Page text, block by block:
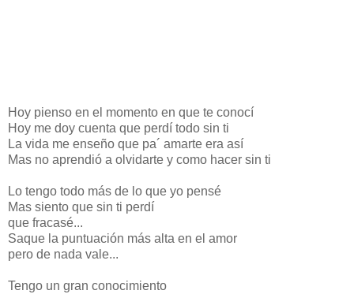
Hoy pienso en el momento en que te conocí
Hoy me doy cuenta que perdí todo sin ti
La vida me enseño que pa´ amarte era así
Mas no aprendió a olvidarte y como hacer sin ti
Lo tengo todo más de lo que yo pensé
Mas siento que sin ti perdí
que fracasé...
Saque la puntuación más alta en el amor
pero de nada vale...
Tengo un gran conocimiento